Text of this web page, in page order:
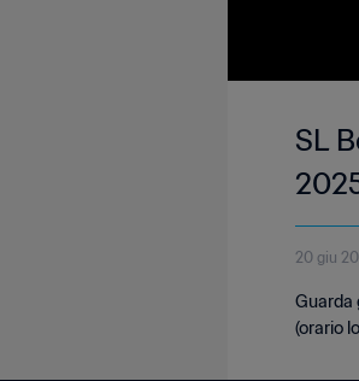
SL
20 giu
Guarda
(orario